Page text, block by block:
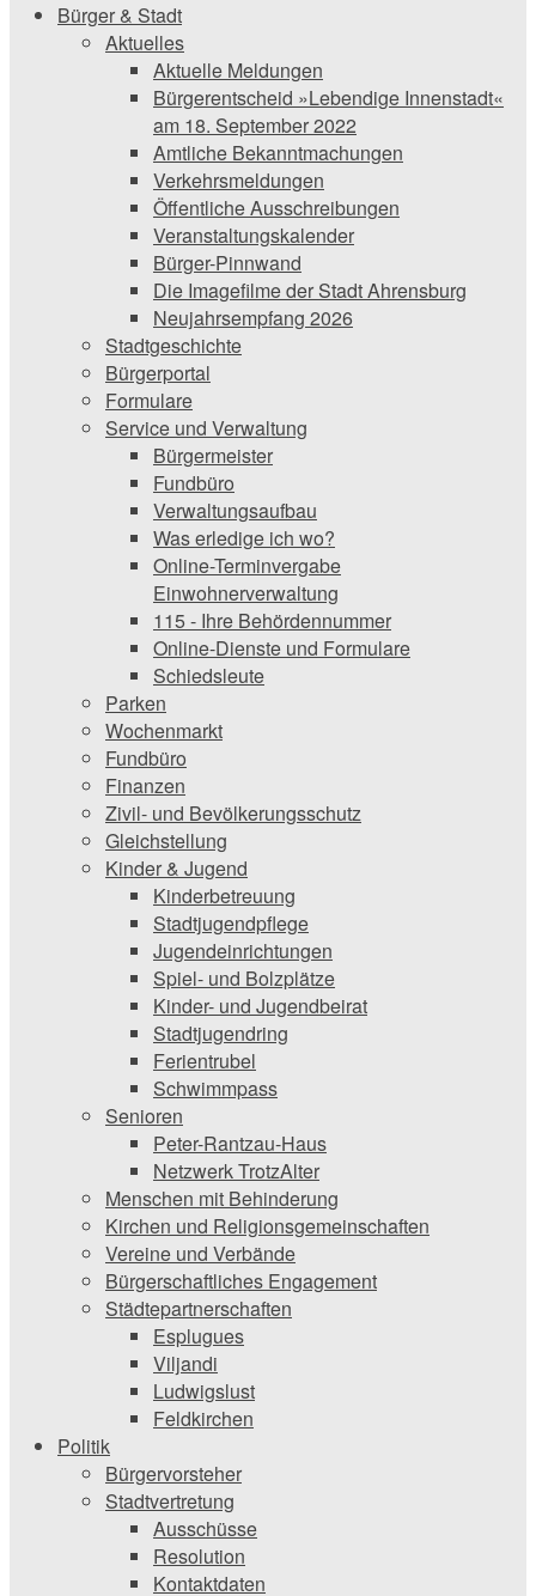
Bürger & Stadt
Aktuelles
Aktuelle Meldungen
Bürgerentscheid »Lebendige Innenstadt«
am 18. September 2022
Amtliche Bekanntmachungen
Verkehrsmeldungen
Öffentliche Ausschreibungen
Veranstaltungskalender
Bürger-Pinnwand
Die Imagefilme der Stadt Ahrensburg
Neujahrsempfang 2026
Stadtgeschichte
Bürgerportal
Formulare
Service und Verwaltung
Bürgermeister
Fundbüro
Verwaltungsaufbau
Was erledige ich wo?
Online-Terminvergabe
Einwohnerverwaltung
115 - Ihre Behördennummer
Online-Dienste und Formulare
Schiedsleute
Parken
Wochenmarkt
Fundbüro
Finanzen
Zivil- und Bevölkerungsschutz
Gleichstellung
Kinder & Jugend
Kinderbetreuung
Stadtjugendpflege
Jugendeinrichtungen
Spiel- und Bolzplätze
Kinder- und Jugendbeirat
Stadtjugendring
Ferientrubel
Schwimmpass
Senioren
Peter-Rantzau-Haus
Netzwerk TrotzAlter
Menschen mit Behinderung
Kirchen und ­Religionsgemeinschaften
Vereine und Verbände
Bürgerschaftliches Engagement
Städtepartnerschaften
Esplugues
Viljandi
Ludwigslust
Feldkirchen
Politik
Bürgervorsteher
Stadtvertretung
Ausschüsse
Resolution
Kontaktdaten